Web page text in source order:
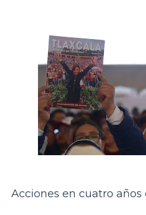
Acciones en cuatro